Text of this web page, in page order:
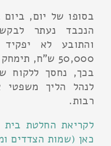
הנכבד נעתר
והתובע לא
50,000 ש"ח, תימחק תביעתו.
בכך, נחסך ללקוח
לנהל הליך משפטי
רבות.
לקריאת החלטת
כאן (שמות הצדדים